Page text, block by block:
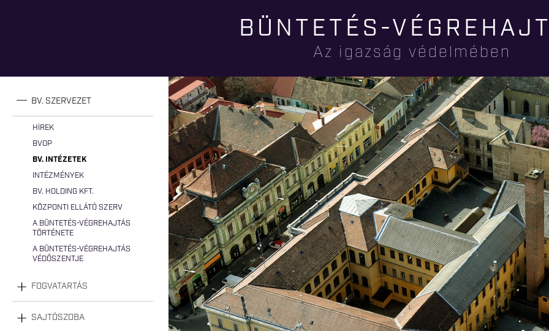
tartalomra
BÜNTETÉS-
Az igazság védelmében
BV. SZERVEZET
HÍREK
BVOP
BV. INTÉZETEK
INTÉZMÉNYEK
BV. HOLDING KFT.
KÖZPONTI ELLÁTÓ SZERV
A BÜNTETÉS-VÉGREHAJTÁS
TÖRTÉNETE
A BÜNTETÉS-VÉGREHAJTÁS
VÉDŐSZENTJE
FOGVATARTÁS
SAJTÓSZOBA